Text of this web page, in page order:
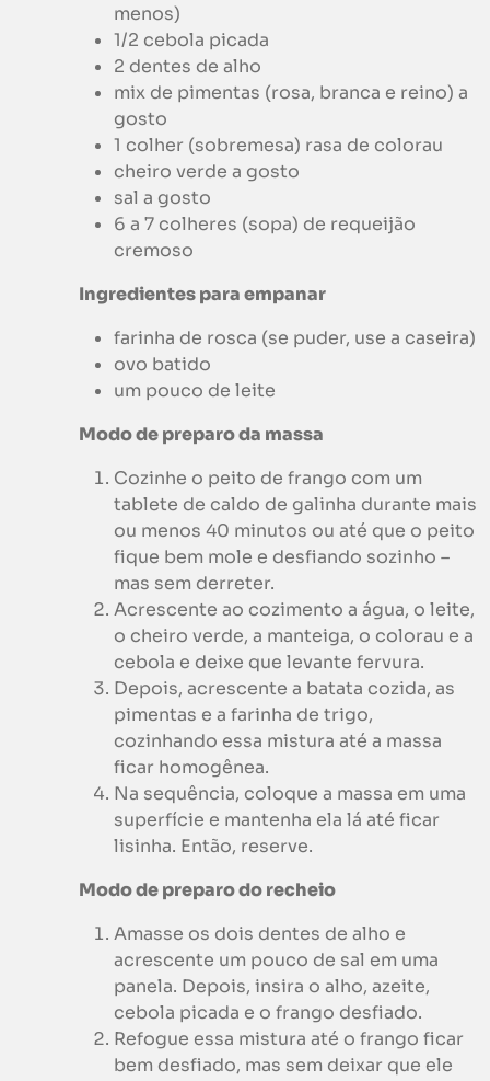
menos)
1/2 cebola picada
2 dentes de alho
mix de pimentas (rosa, branca e reino) a
gosto
1 colher (sobremesa) rasa de colorau
cheiro verde a gosto
sal a gosto
6 a 7 colheres (sopa) de requeijão
cremoso
Ingredientes para empanar
farinha de rosca (se puder, use a caseira)
ovo batido
um pouco de leite
Modo de preparo da massa
Cozinhe o peito de frango com um
tablete de caldo de galinha durante mais
ou menos 40 minutos ou até que o peito
fique bem mole e desfiando sozinho –
mas sem derreter.
Acrescente ao cozimento a água, o leite,
o cheiro verde, a manteiga, o colorau e a
cebola e deixe que levante fervura.
Depois, acrescente a batata cozida, as
pimentas e a farinha de trigo,
cozinhando essa mistura até a massa
ficar homogênea.
Na sequência, coloque a massa em uma
superfície e mantenha ela lá até ficar
lisinha. Então, reserve.
Modo de preparo do recheio
Amasse os dois dentes de alho e
acrescente um pouco de sal em uma
panela. Depois, insira o alho, azeite,
cebola picada e o frango desfiado.
Refogue essa mistura até o frango ficar
bem desfiado, mas sem deixar que ele